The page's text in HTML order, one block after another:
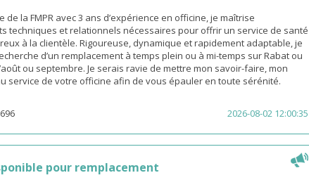
la FMPR avec 3 ans d’expérience en officine, je maîtrise
techniques et relationnels nécessaires pour offrir un service de santé
à la clientèle. Rigoureuse, dynamique et rapidement adaptable, je
d’un remplacement à temps plein ou à mi-temps sur Rabat ou
ou septembre. Je serais ravie de mettre mon savoir-faire, mon
service de votre officine afin de vous épauler en toute sérénité.
2026-08-02 12:00:35
pour remplacement